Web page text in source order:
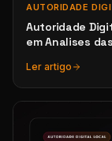
AUTORIDADE
Autoridade
em Analises
Ler artigo